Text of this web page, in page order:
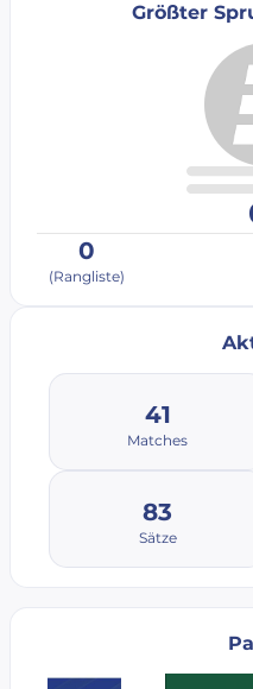
Größter
0
(Rangliste)
41
Matches
83
Sätze